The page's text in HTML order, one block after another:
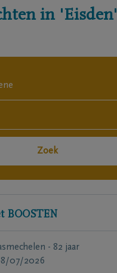
in 'Eisden'
Zoek
BOOSTEN
- 82 jaar
07/2026